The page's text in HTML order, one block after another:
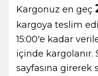
Kargonuz en geç
kargoya teslim
15:00'e kadar
içinde kargolanır.
sayfasına